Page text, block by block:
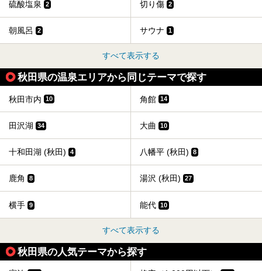
硫酸塩泉 2 切り傷 2
朝風呂 2 サウナ 1
すべて表示する
秋田県の温泉エリアから同じテーマで探す
秋田市内 10 角館 14
田沢湖 34 大曲 10
十和田湖 (秋田) 4 八幡平 (秋田) 8
鹿角 8 湯沢 (秋田) 27
横手 9 能代 10
すべて表示する
秋田県の人気テーマから探す